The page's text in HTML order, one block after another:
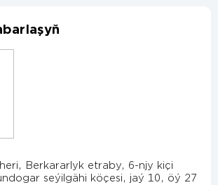
Berkararlyk etraby, 6-njy kiçi
seýilgähi köçesi, jaý 10, öý 27